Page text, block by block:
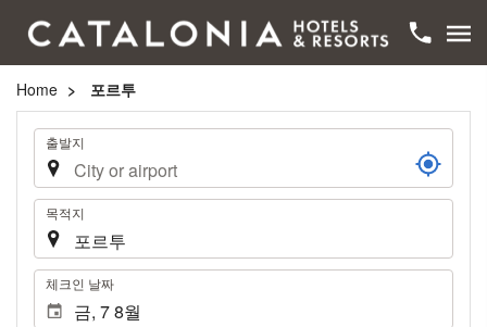
Home 포르투
여출발지
목적지
. 체크인 날짜